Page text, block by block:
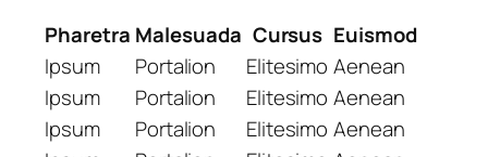
Pharetra Malesuada Cursus Euismod
Ipsum
Portalion Elitesimo Aenean
Ipsum
Portalion Elitesimo Aenean
Ipsum
Portalion Elitesimo Aenean